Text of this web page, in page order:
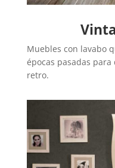
Muebles con lavabo
épocas pasadas
retro.